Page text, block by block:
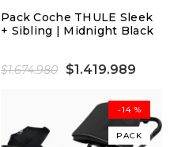
Pack Coche THULE Sleek
+ Sibling | Midnight Black
$1.674.980 $1.419.989
-14 %
PACK